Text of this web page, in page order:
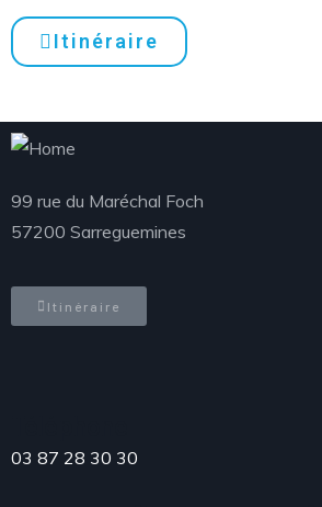
Itinéraire
99 rue du Maréchal Foch
57200 Sarreguemines
Itinéraire
03 87 28 30 30